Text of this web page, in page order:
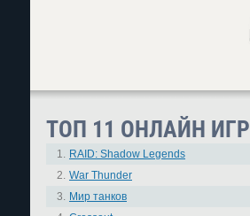
ТОП 11 ОНЛАЙН ИГР
1. RAID: Shadow Legends
2. War Thunder
3. Мир танков